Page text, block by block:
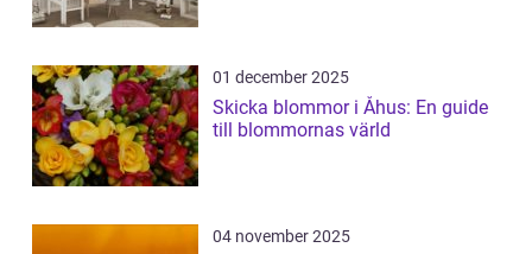
01 december 2025
Skicka blommor i Åhus: En guide
till blommornas värld
04 november 2025